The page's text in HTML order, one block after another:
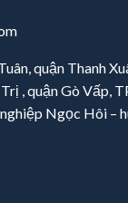
quận Thanh
Trị , quận Gò Vấp,
Ngọc Hôi –